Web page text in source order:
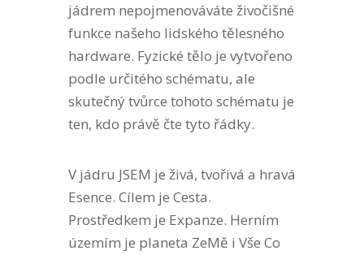
jádrem nepojmenováváte živočišné
funkce našeho lidského tělesného
hardware. Fyzické tělo je vytvořeno
podle určitého schématu, ale
skutečný tvůrce tohoto schématu je
ten, kdo právě čte tyto řádky.
V jádru JSEM je živá, tvořivá a hravá
Esence. Cílem je Cesta.
Prostředkem je Expanze. Herním
územím je planeta ZeMě i Vše Co